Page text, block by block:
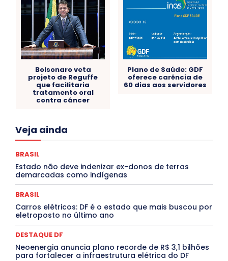
Bolsonaro veta
projeto de Reguffe
que facilitaria
tratamento oral
contra câncer
Plano de Saúde: GDF
oferece carência de
60 dias aos servidores
Veja ainda
Acre
Congressuanas & Esplanadumas
Cultura e Tal
DANÇA Dengue
Denuncia
DESTAQUE BRASIL
DESTAQUE DF
DESTAQUES OUTROS
ELEIÇÕES
EMPREGO E OPORTUNIDADES
ENTORNO
Especial
Espírito Santo
EVENTOS
EXPOSIÇÃO Featured
Febre Amarela
INTELIGÊNCIA ARTIFICIAL
INTERNACIONAL
Jogos Online
JUDICIÁRIO LITERATURA
Maranhão
BRASIL
Estado não deve indenizar ex-donos de terras
demarcadas como indígenas
BRASIL
Carros elétricos: DF é o estado que mais buscou por
eletroposto no último ano
DESTAQUE DF
Neoenergia anuncia plano recorde de R$ 3,1 bilhões
para fortalecer a infraestrutura elétrica do DF